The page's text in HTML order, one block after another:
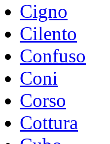
Cigno
Cilento
Confuso
Coni
Corso
Cottura